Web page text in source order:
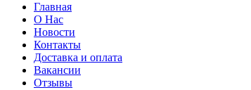
Главная
О Нас
Новости
Контакты
Доставка и оплата
Вакансии
Отзывы